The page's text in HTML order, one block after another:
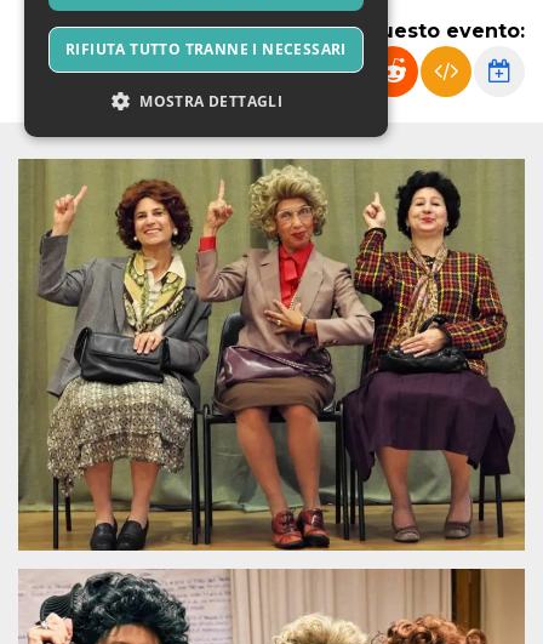
Condividi questo evento:
RIFIUTA TUTTO TRANNE I NECESSARI
MOSTRA DETTAGLI
Necessari Marketing
I cookie strettamente necessari o tecnici sono
indispensabili al funzionamento del sito. I
servizi qui presenti non potranno funzionare
senza.
Nome
Provider /
Dominio
Scadenza Descrizione
cf_clearance
Cloudflare,
Inc.
.oooh.events
1 anno
Cookie from
stores the proof
of challenge
passed. It is
used to no
longer issue a
captcha or
jschallenge
challenge if
present. It is
required to
server.